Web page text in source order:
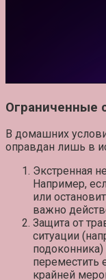
Ограниченные
В домашних
оправдан лишь в
Экстренная
Например,
или
важно
Защита от
ситуации
подоконника)
переместить
крайней